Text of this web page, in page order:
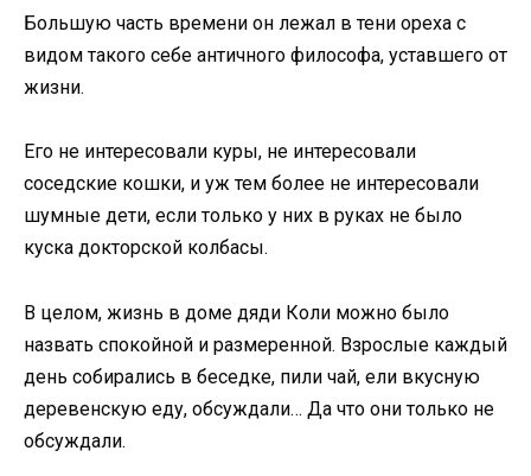
Большую часть времени он лежал в тени ореха с
видом такого себе античного философа, уставшего от
жизни.
Его не интересовали куры, не интересовали
соседские кошки, и уж тем более не интересовали
шумные дети, если только у них в руках не было
куска докторской колбасы.
В целом, жизнь в доме дяди Коли можно было
назвать спокойной и размеренной. Взрослые каждый
день собирались в беседке, пили чай, ели вкусную
деревенскую еду, обсуждали… Да что они только не
обсуждали.